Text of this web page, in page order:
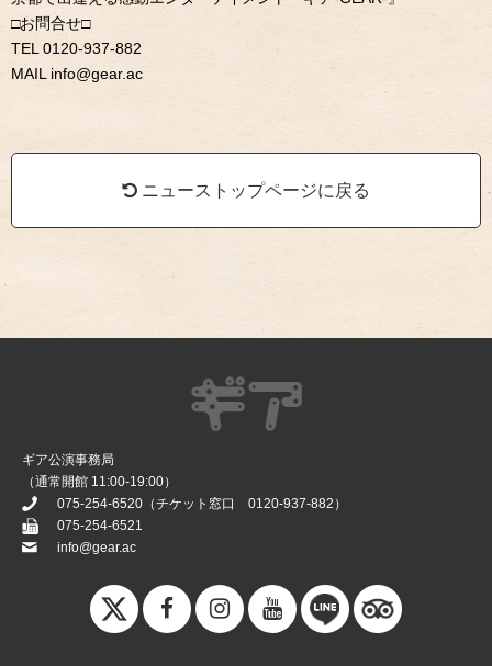
□お問合せ□
TEL 0120-937-882
MAIL info@gear.ac
ニューストップページに戻る
ギア公演事務局
（通常開館 11:00-19:00）
075-254-6520 （チケット窓口 0120-937-882 ）
075-254-6521
info@gear.ac